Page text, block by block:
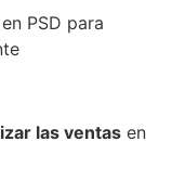
PSD para
las ventas en